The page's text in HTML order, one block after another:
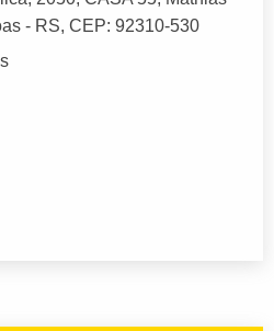
- RS, CEP: 92310-530